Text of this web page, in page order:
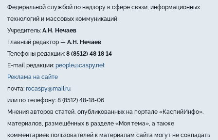
Федеральной службой по надзору в сфере связи, информационных
технологий и массовых коммуникаций
Учредитель: А.Н. Нечаев
Главный редактор — А.Н. Нечаев
Телефоны редакции: 8 (8512) 48 18 14
E-mail редакции: people@caspy.net
Реклама на сайте
почта: rocaspy@mail.ru
или по телефону: 8 (8512) 48-18-06
Мнения авторов статей, опубликованных на портале «КаспийИнфо»,
материалов, размещённых в разделе «Моя тема», а также
комментариев пользователей к материалам сайта могут не совпадать